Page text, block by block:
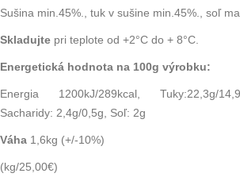
Sušina min.45%., tuk v sušine min.45%., soľ
Skladujte pri teplote od +2°C do + 8°C.
Energetická hodnota na 100g výrobku:
Energia 1200kJ/289kcal, Tuky:22,3g/
Sacharidy: 2,4g/0,5g, Soľ: 2g
Váha 1,6kg (+/-10%)
(kg/25,00€)